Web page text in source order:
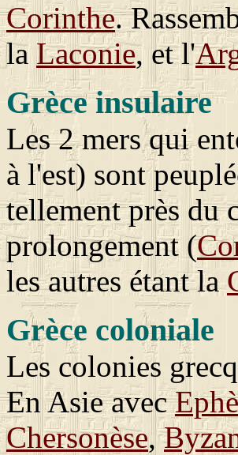
Corinthe.
la Laconie, et l'
Grèce insulaire
Les 2 mers qui
à l'est) sont
tellement près du
prolongement (
les autres étant la
Grèce coloniale
Les colonies
En Asie avec
Chersonèse,